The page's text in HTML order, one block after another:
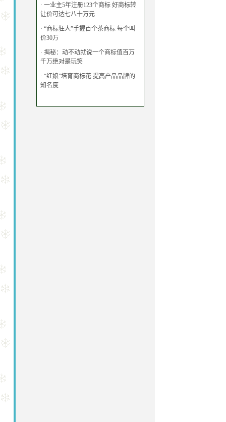
· 一业主5年注册123个商标 好商标转
让价可达七八十万元
· “商标狂人”手握百个茶商标 每个叫
价30万
· 揭秘：动不动就说一个商标值百万
千万绝对是玩笑
· “红娘”培育商标花 提高产品品牌的
知名度